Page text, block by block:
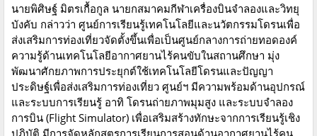
นายพิศิษฐ์ มิตรเกื้อกูล นายกสมาคมกีฬาเครื่องบินจําลองและวิทยุ
บังคับ กล่าวว่า ศูนย์การเรียนรู้เทคโนโลยีและนวัตกรรมโดรนเพื่อ
ส่งเสริมการท่องเที่ยวจัดตั้งขึ้นเพื่อเป็นศูนย์กลางการถ่ายทอดองค์
ความรู้ด้านเทคโนโลยีอากาศยานไร้คนขับในสถานศึกษา มุ่ง
พัฒนาศักยภาพการประยุกต์ใช้เทคโนโลยีโดรนและปัญญา
ประดิษฐ์เพื่อส่งเสริมการท่องเที่ยว ศูนย์ฯ มีความพร้อมด้านอุปกรณ์
และระบบการเรียนรู้ อาทิ โดรนถ่ายภาพมุมสูง และระบบจำลอง
การบิน (Flight Simulator) เพื่อเสริมสร้างทักษะจากการเรียนรู้เชิง
ปฏิบัติ มีการจัดหลักสูตรการเรียนการสอนด้านอากาศยานไร้คน